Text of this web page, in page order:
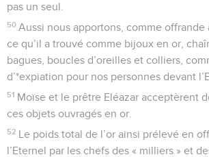
pas un seul.
50 Aussi nous apportons, comme offrande
ce qu’il a trouvé comme bijoux en or,
bagues, boucles d’oreilles et colliers,
d’*expiation pour nos personnes devant
51 Moïse et le prêtre Eléazar acceptèrent
ces objets ouvragés en or.
52 Le poids total de l’or ainsi prélevé en
l’Eternel par les chefs des « milliers » et